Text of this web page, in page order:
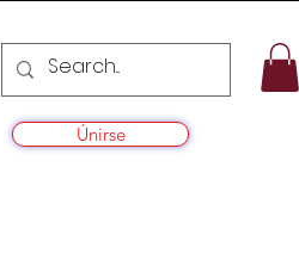
Cursos GRATIS Blog
Únirse